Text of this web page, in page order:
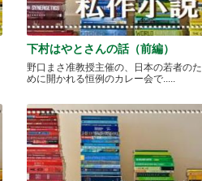
下村はやとさんの話（前編）
野口まさ准教授主催の、日本の若者のた
めに開かれる恒例のカレー会で.....